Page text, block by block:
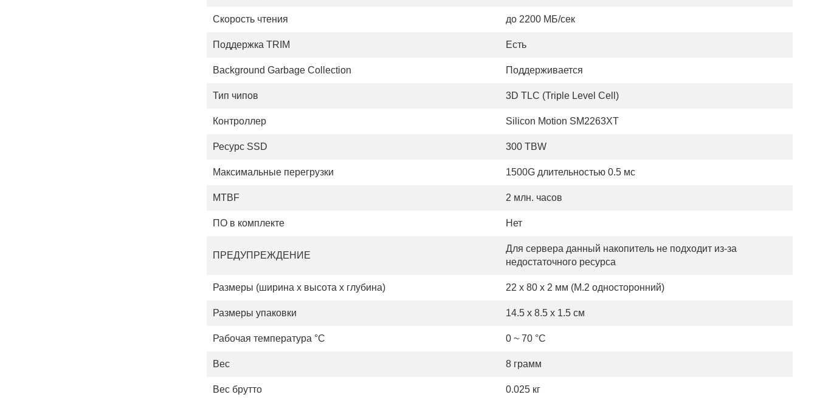
Скорость чтения до 2200 МБ/сек
Поддержка TRIM Есть
Background Garbage Collection Поддерживается
Тип чипов 3D TLC (Triple Level Cell)
Контроллер Silicon Motion SM2263XT
Ресурс SSD 300 TBW
Максимальные перегрузки 1500G длительностью 0.5 мс
MTBF 2 млн. часов
ПО в комплекте Нет
ПРЕДУПРЕЖДЕНИЕ
Для сервера данный накопитель не подходит из-за
недостаточного ресурса
Размеры (ширина х высота х глубина) 22 x 80 x 2 мм (M.2 односторонний)
Размеры упаковки 14.5 x 8.5 x 1.5 см
Рабочая температура °С 0 ~ 70 °C
Вес 8 грамм
Вес брутто 0.025 кг